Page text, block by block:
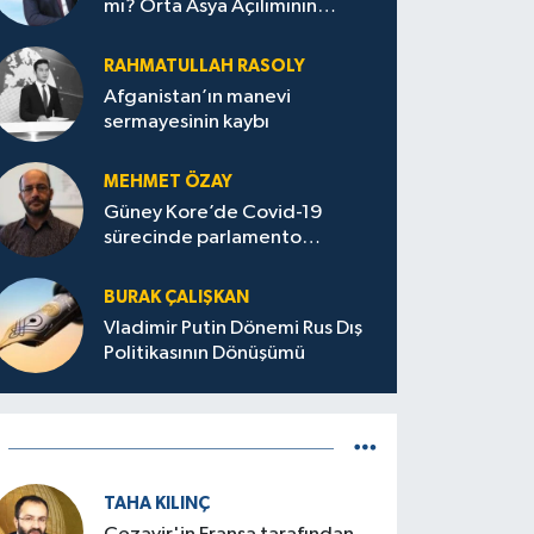
Fas üzerinden jeopolitik
mı? Orta Asya Açılımının
Yansımaları
RAHMATULLAH RASOLY
Afganistan’ın manevi
sermayesinin kaybı
MEHMET ÖZAY
Güney Kore’de Covid-19
sürecinde parlamento
BURAK ÇALIŞKAN
Vladimir Putin Dönemi Rus Dış
Politikasının Dönüşümü
TAHA KILINÇ